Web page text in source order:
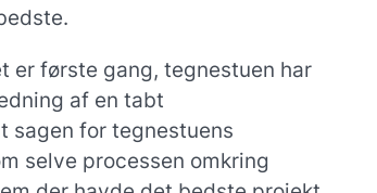
er første gang, tegnestuen har
af en tabt
sagen for tegnestuens
selve processen omkring